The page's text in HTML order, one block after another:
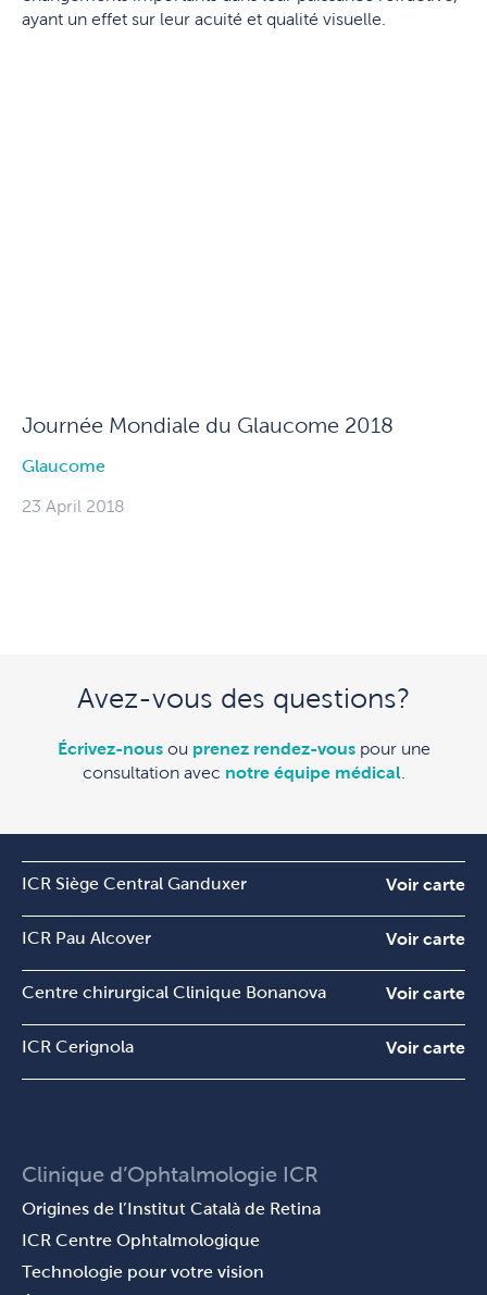
ayant un effet sur leur acuité et qualité visuelle.
Journée Mondiale du Glaucome 2018
Glaucome
23 April 2018
Avez-vous des questions?
Écrivez-nousou prenez rendez-vouspour une
consultation avec notre équipe médical.
ICR Siège Central Ganduxer Voir carte
ICR Pau Alcover Voir carte
Centre chirurgical Clinique Bonanova Voir carte
ICR Cerignola Voir carte
Clinique d’Ophtalmologie ICR
Origines de l’Institut Català de Retina
ICR Centre Ophtalmologique
Technologie pour votre vision